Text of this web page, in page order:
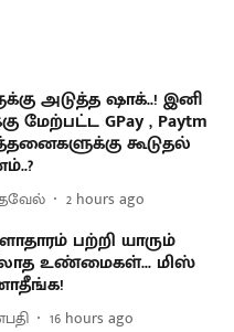
அடுத்த ஷாக்..! இனி
மேற்பட்ட GPay , Paytm
கூடுதல்
2 hours ago
பற்றி யாரும்
உண்மைகள்... மிஸ்
16 hours ago